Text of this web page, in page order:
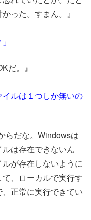
った。すまん。』
だ。』
イルは１つしか無いの
らだな。Windowsは
は存在できないん
が存在しないように
、ローカルで実行す
正常に実行できてい